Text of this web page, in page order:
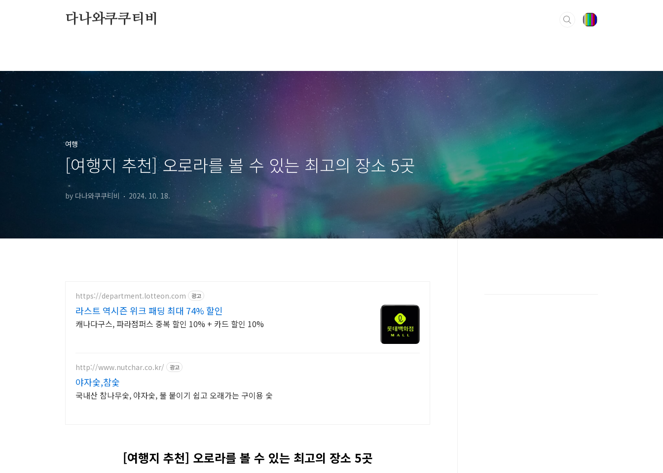
다나와쿠쿠티비
여행
[여행지 추천] 오로라를 볼 수 있는 최고의 장소 5곳
by 다나와쿠쿠티비 2024. 10. 18.
https://department.lotteon.com 광고
라스트 역시즌 위크 패딩 최대 74% 할인
캐나다구스, 파라점퍼스 중복 할인 10% + 카드 할인 10%
http://www.nutchar.co.kr/ 광고
야자숯,참숯
국내산 참나무숯, 야자숯, 불 붙이기 쉽고 오래가는 구이용 숯
[여행지 추천] 오로라를 볼 수 있는 최고의 장소 5곳